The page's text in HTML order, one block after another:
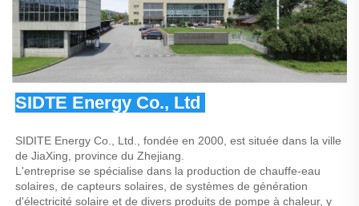
SIDTE Energy Co., Ltd
SIDITE Energy Co., Ltd., fondée en 2000, est située dans la ville
de JiaXing, province du Zhejiang.
L'entreprise se spécialise dans la production de chauffe-eau
solaires, de capteurs solaires, de systèmes de génération
d'électricité solaire et de divers produits de pompe à chaleur, y